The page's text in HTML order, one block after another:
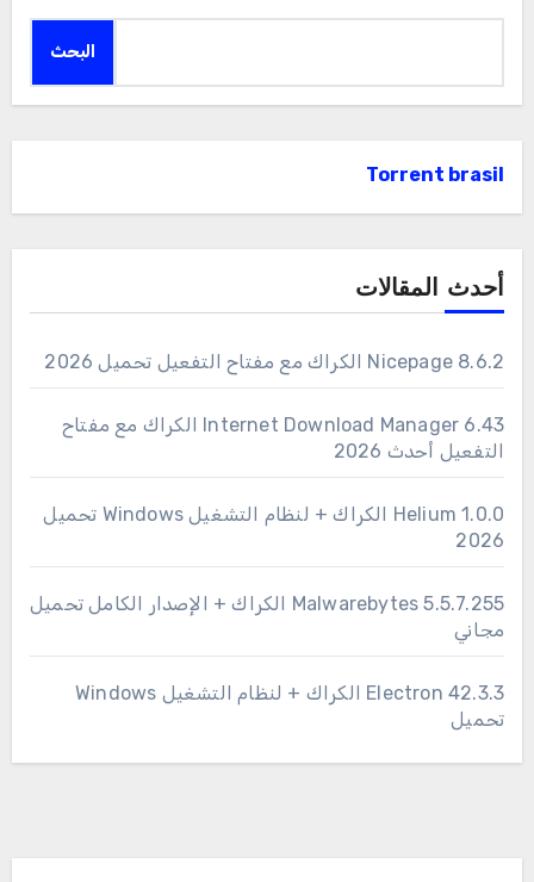
البحث
Torrent brasil
أحدث المقالات
Nicepage 8.6.2 الكراك مع مفتاح التفعيل تحميل 2026
6.43 Internet Download Manager الكراك مع مفتاح
التفعيل أحدث 2026
1.0.0 Helium الكراك + لنظام التشغيل Windows تحميل
2026
Malwarebytes 5.5.7.255 الكراك + الإصدار الكامل تحميل
مجاني
Electron 42.3.3 الكراك + لنظام التشغيل Windows
تحميل